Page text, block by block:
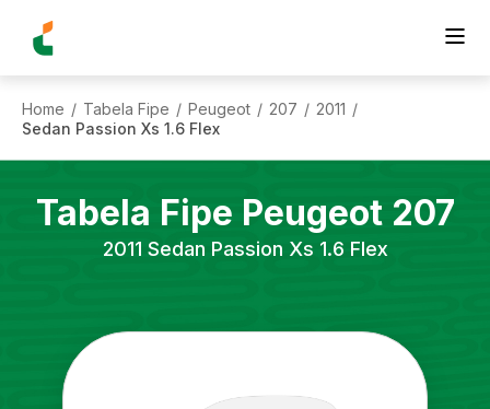
Home / Tabela Fipe / Peugeot / 207 / 2011 /
Sedan Passion Xs 1.6 Flex
Tabela Fipe Peugeot 207
2011 Sedan Passion Xs 1.6 Flex